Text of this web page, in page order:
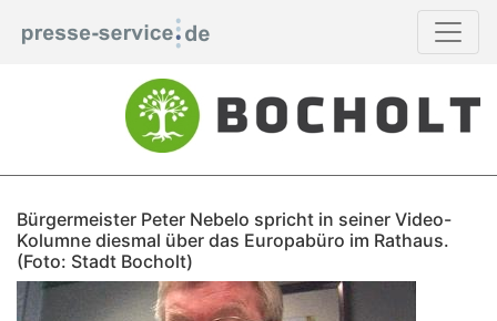
Bürgermeister Peter Nebelo spricht in seiner Video-
Kolumne diesmal über das Europabüro im Rathaus.
(Foto: Stadt Bocholt)